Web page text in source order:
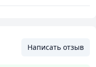
Написать отзыв